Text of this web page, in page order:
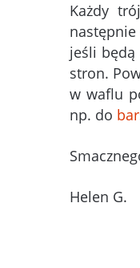
Każdy
jeśli będą
stron.
w waflu
np. do
Helen G.